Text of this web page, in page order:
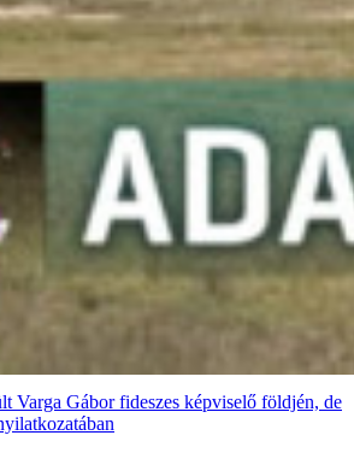
Varga Gábor fideszes képviselő földjén, de